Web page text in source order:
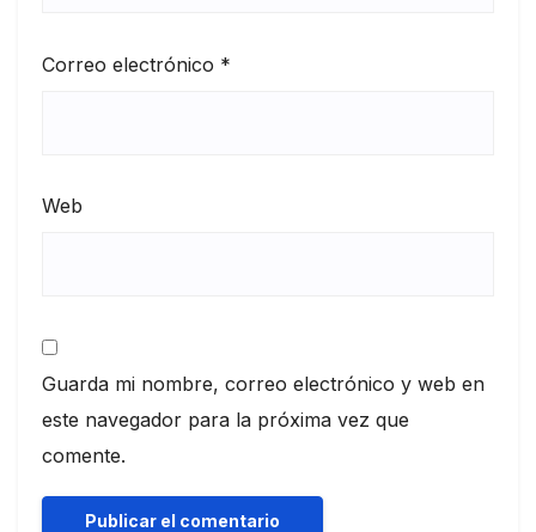
Correo electrónico *
Web
Guarda mi nombre, correo electrónico y web en
este navegador para la próxima vez que
comente.